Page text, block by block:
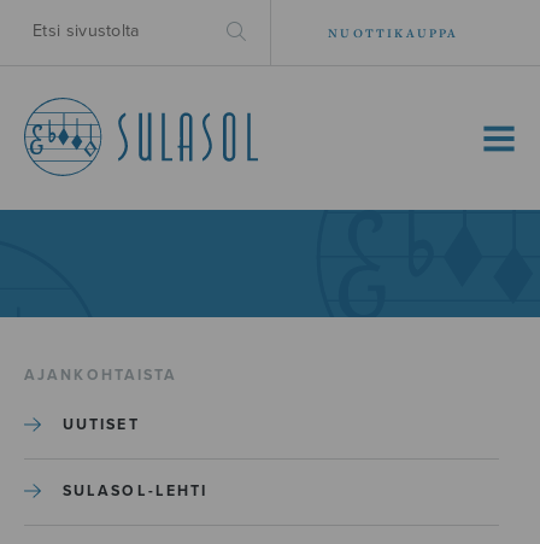
NUOTTIKAUPPA
MENU
AJANKOHTAISTA
UUTISET
SULASOL-LEHTI